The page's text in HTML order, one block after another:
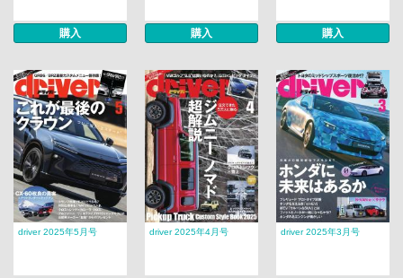
購入 購入 購入
driver 2025年5月号 driver 2025年4月号 driver 2025年3月号